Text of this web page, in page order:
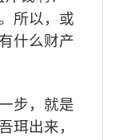
所以，或
什么财产
步，就是
珥出来，